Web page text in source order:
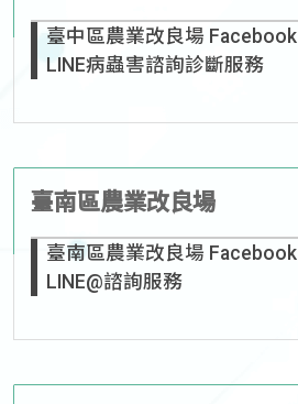
臺中區農業改良場 Facebook
LINE病蟲害諮詢診斷服務
臺南區農業改良場
臺南區農業改良場 Facebook
LINE@諮詢服務